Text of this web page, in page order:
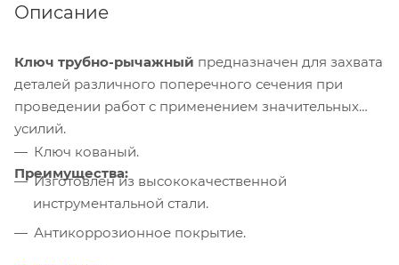
Описание
Ключ трубно-рычажный предназначен для захвата
деталей различного поперечного сечения при
проведении работ с применением значительных
усилий.
Преимущества:
Ключ кованый.
Изготовлен из высококачественной
инструментальной стали.
Антикоррозионное покрытие.